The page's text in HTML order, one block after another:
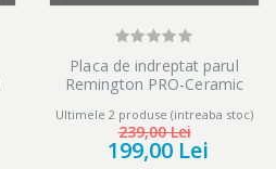
Placa de indreptat parul
Remington PRO-Ceramic
Mov/Negru
Ultimele 2 produse (intreaba stoc)
239,00 Lei
199,00 Lei